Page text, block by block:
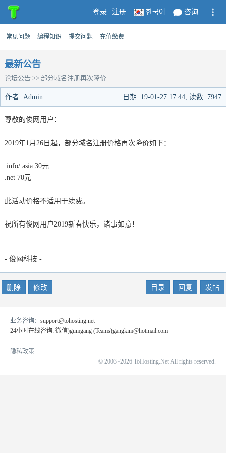
登录 注册 한국어 咨询
常见问题 编程知识 提交问题 充值缴费
最新公告
论坛公告 >> 部分域名注册再次降价
作者: Admin 日期: 19-01-27 17:44,读数: 7947
尊敬的俊网用户：
2019年1月26日起，部分域名注册价格再次降价如下：
.info/.asia 30元
.net 70元
此活动价格不适用于续费。
祝所有俊网用户2019新春快乐，诸事如意！
- 俊网科技 -
删除 修改 目录 回复 发帖
业务咨询： support@tohosting.net
24小时在线咨询: 微信)gumgang (Teams)gangkim@hotmail.com
隐私政策
© 2003~2026 ToHosting.Net All rights reserved.